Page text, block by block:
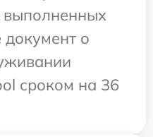
выполненных
о
сроком на 36